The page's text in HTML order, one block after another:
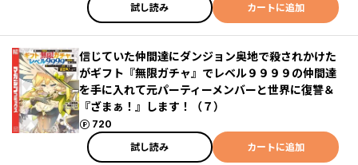
試し読み
カートに追加
信じていた仲間達にダンジョン奥地で殺されかけた
がギフト『無限ガチャ』でレベル９９９９の仲間達
を手に入れて元パーティーメンバーと世界に復讐＆
『ざまぁ！』します！（７）
720
ポイント
試し読み
カートに追加